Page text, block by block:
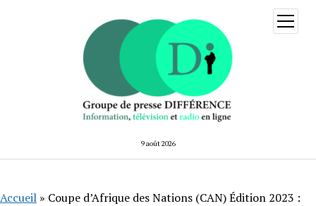
9 août 2026
ouvrir
menu
Accueil » Coupe d’Afrique des Nations (CAN) Édition 2023 :